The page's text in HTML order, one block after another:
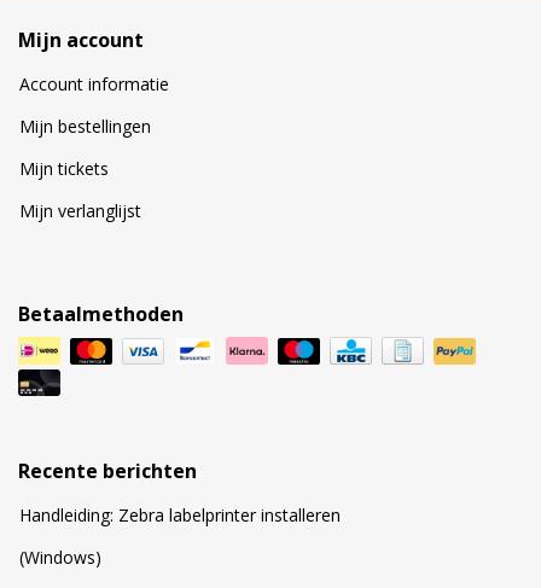
Mijn account
Account informatie
Mijn bestellingen
Mijn tickets
Mijn verlanglijst
Betaalmethoden
Recente berichten
Handleiding: Zebra labelprinter installeren
(Windows)